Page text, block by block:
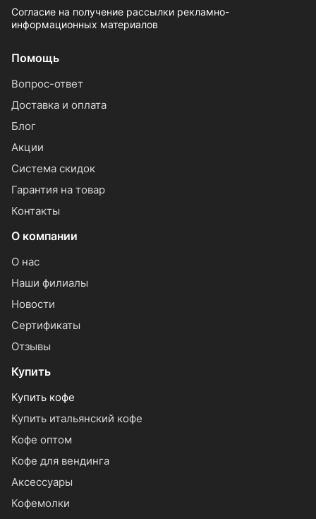
Согласие на получение рассылки рекламно-
информационных материалов
Помощь
Вопрос-ответ
Доставка и оплата
Блог
Акции
Система скидок
Гарантия на товар
Контакты
О компании
О нас
Наши филиалы
Новости
Сертификаты
Отзывы
Купить
Купить кофе
Купить итальянский кофе
Кофе оптом
Кофе для вендинга
Аксессуары
Кофемолки